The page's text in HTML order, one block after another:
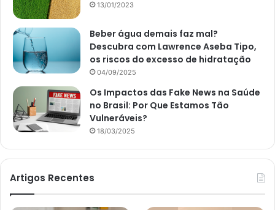
13/01/2023
Beber água demais faz mal?
Descubra com Lawrence Aseba Tipo,
os riscos do excesso de hidratação
04/09/2025
Os Impactos das Fake News na Saúde
no Brasil: Por Que Estamos Tão
Vulneráveis?
18/03/2025
Artigos Recentes